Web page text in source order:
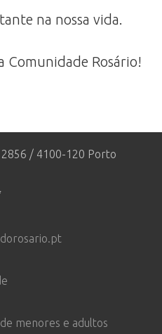
na nossa vida.
Comunidade Rosário!
2856 / 4100-120 Porto
menores e adultos